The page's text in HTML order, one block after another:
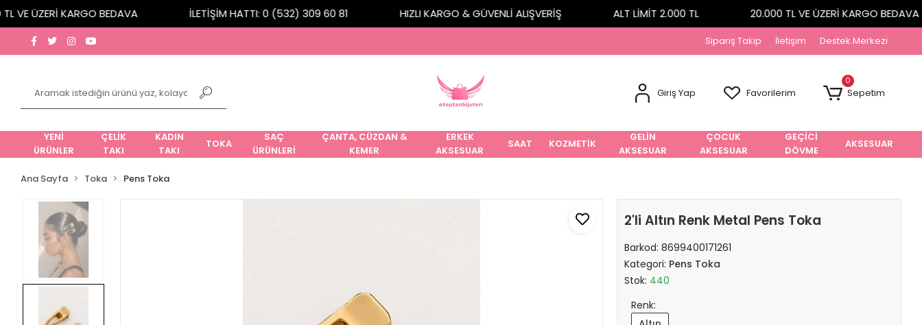
ÜZERİ KARGO BEDAVA İLETİŞİM HATTI: 0 (532) 309 60 81 HIZLI KARGO & GÜVENLİ ALIŞVERİŞ ALT LİMİT 2.000 TL 20.000 TL VE ÜZERİ KARGO BEDAVA
Sipariş Takip İletişim Destek Merkezi
Giriş Yap Favorilerim
0
Sepetim
YENİ
ÜRÜNLER
ÇELİK
TAKI
KADIN
TAKI
TOKA
SAÇ
ÜRÜNLERİ
ÇANTA, CÜZDAN &
KEMER
ERKEK
AKSESUAR
SAAT KOZMETİK
GELİN
AKSESUAR
ÇOCUK
AKSESUAR
GEÇİCİ
DÖVME
AKSESUAR
Ana Sayfa Toka Pens Toka
2'li Altın Renk Metal Pens Toka
Barkod:8699400171261
Kategori: Pens Toka
Stok: 440
Renk: